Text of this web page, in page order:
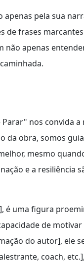
apenas pela sua
de frases
não apenas
Parar" nos convida
da obra, somos
mesmo
e a resiliência
é uma figura
de
do autor], ele
coach,